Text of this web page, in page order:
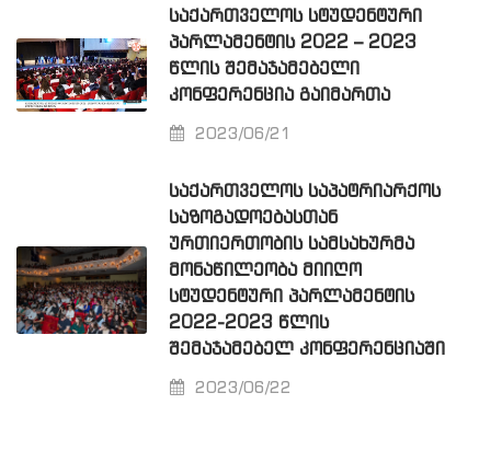
ᲡᲐᲥᲐᲠᲗᲕᲔᲚᲝᲡ ᲡᲢᲣᲓᲔᲜᲢᲣᲠᲘ
ᲞᲐᲠᲚᲐᲛᲔᲜᲢᲘᲡ 2022 – 2023
ᲬᲚᲘᲡ ᲨᲔᲛᲐᲯᲐᲛᲔᲑᲔᲚᲘ
ᲙᲝᲜᲤᲔᲠᲔᲜᲪᲘᲐ ᲒᲐᲘᲛᲐᲠᲗᲐ
2023/06/21
ᲡᲐᲥᲐᲠᲗᲕᲔᲚᲝᲡ ᲡᲐᲞᲐᲢᲠᲘᲐᲠᲥᲝᲡ
ᲡᲐᲖᲝᲒᲐᲓᲝᲔᲑᲐᲡᲗᲐᲜ
ᲣᲠᲗᲘᲔᲠᲗᲝᲑᲘᲡ ᲡᲐᲛᲡᲐᲮᲣᲠᲛᲐ
ᲛᲝᲜᲐᲬᲘᲚᲔᲝᲑᲐ ᲛᲘᲘᲦᲝ
ᲡᲢᲣᲓᲔᲜᲢᲣᲠᲘ ᲞᲐᲠᲚᲐᲛᲔᲜᲢᲘᲡ
2022-2023 ᲬᲚᲘᲡ
ᲨᲔᲛᲐᲯᲐᲛᲔᲑᲔᲚ ᲙᲝᲜᲤᲔᲠᲔᲜᲪᲘᲐᲨᲘ
2023/06/22